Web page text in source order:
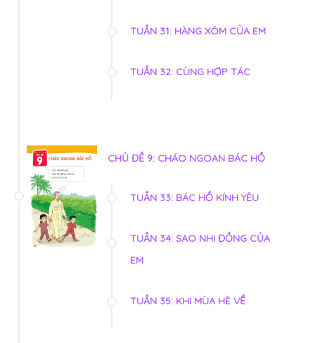
TUẦN 31: HÀNG XÓM CỦA EM
TUẦN 32: CÙNG HỢP TÁC
CHỦ ĐỀ 9: CHÁO NGOAN BÁC HỒ
TUẦN 33: BÁC HỒ KÍNH YÊU
TUẦN 34: SAO NHI ĐỒNG CỦA
EM
TUẦN 35: KHI MÙA HÈ VỀ